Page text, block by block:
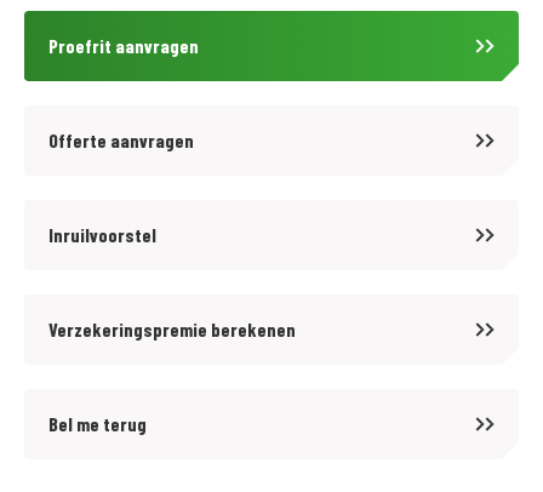
Proefrit aanvragen
Offerte aanvragen
Inruilvoorstel
Verzekeringspremie berekenen
Bel me terug